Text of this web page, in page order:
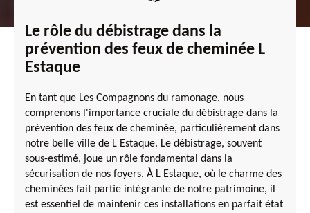
Le rôle du débistrage dans la
prévention des feux de cheminée L
Estaque
En tant que Les Compagnons du ramonage, nous
comprenons l'importance cruciale du débistrage dans la
prévention des feux de cheminée, particulièrement dans
notre belle ville de L Estaque. Le débistrage, souvent
sous-estimé, joue un rôle fondamental dans la
sécurisation de nos foyers. À L Estaque, où le charme des
cheminées fait partie intégrante de notre patrimoine, il
est essentiel de maintenir ces installations en parfait état